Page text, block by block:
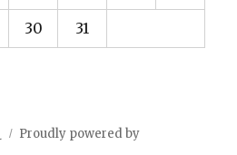
30
31
Proudly powered by